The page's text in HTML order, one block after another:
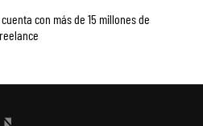
con más de 15 millones de